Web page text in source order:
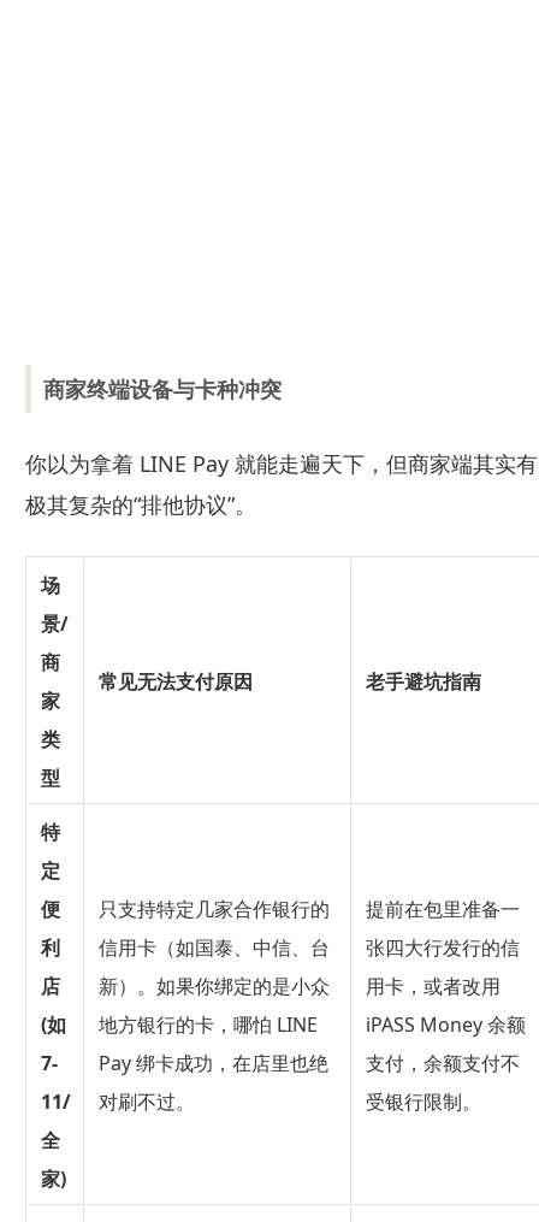
商家终端设备与卡种冲突
你以为拿着 LINE Pay 就能走遍天下，但商家端其实有
极其复杂的“排他协议”。
场
景/
商
家
类
型
常见无法支付原因 老手避坑指南
特
定
便
利
店
(如
7-
11/
全
家)
只支持特定几家合作银行的
信用卡（如国泰、中信、台
新）。如果你绑定的是小众
地方银行的卡，哪怕 LINE
Pay 绑卡成功，在店里也绝
对刷不过。
提前在包里准备一
张四大行发行的信
用卡，或者改用
iPASS Money 余额
支付，余额支付不
受银行限制。